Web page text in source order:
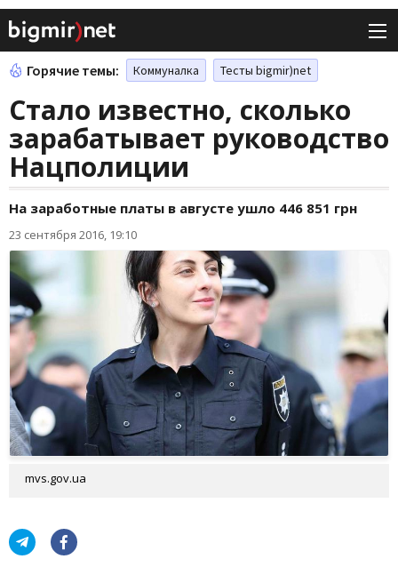
Горячие темы: Коммуналка Тесты bigmir)net
Стало известно, сколько
зарабатывает руководство
Нацполиции
На заработные платы в августе ушло 446 851 грн
23 сентября 2016, 19:10
mvs.gov.ua